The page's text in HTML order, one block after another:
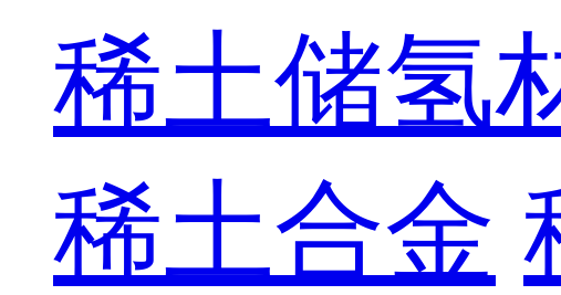
稀土储氢
稀土合金